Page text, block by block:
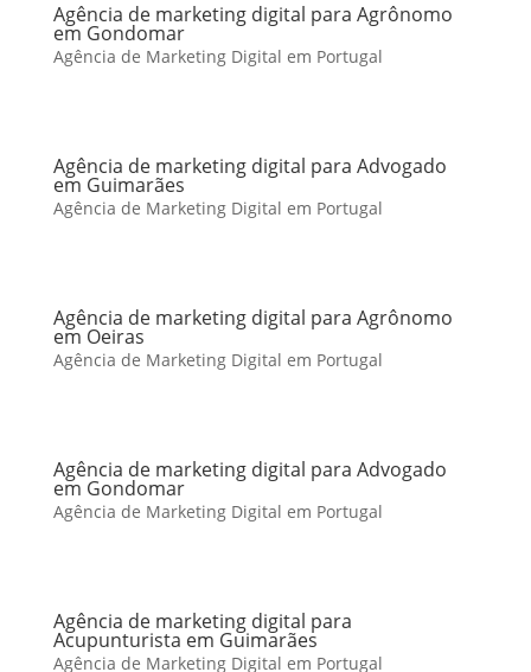
Agência de marketing digital para Agrônomo
em Gondomar
Agência de Marketing Digital em Portugal
Agência de marketing digital para Advogado
em Guimarães
Agência de Marketing Digital em Portugal
Agência de marketing digital para Agrônomo
em Oeiras
Agência de Marketing Digital em Portugal
Agência de marketing digital para Advogado
em Gondomar
Agência de Marketing Digital em Portugal
Agência de marketing digital para
Acupunturista em Guimarães
Agência de Marketing Digital em Portugal